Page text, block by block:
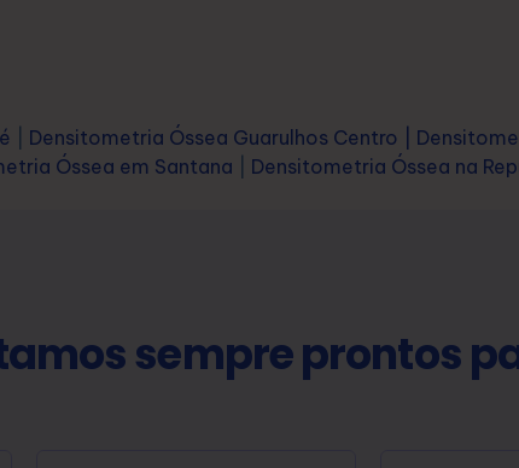
Densitometria Óssea Guarulhos Centro
Óssea em Santana Densitometria Óssea na
sempre prontos